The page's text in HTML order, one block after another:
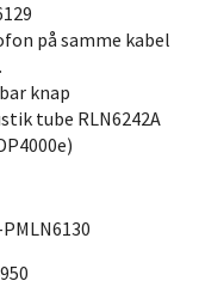
på samme kabel
knap
tube RLN6242A